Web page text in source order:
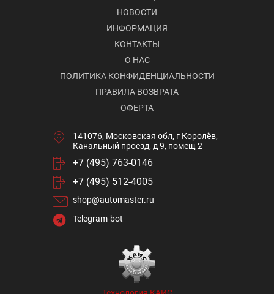
НОВОСТИ
ИНФОРМАЦИЯ
КОНТАКТЫ
О НАС
ПОЛИТИКА КОНФИДЕНЦИАЛЬНОСТИ
ПРАВИЛА ВОЗВРАТА
ОФЕРТА
141076, Московская обл, г Королёв,
Канальный проезд, д 9, помещ 2
+7 (495) 763-0146
+7 (495) 512-4005
shop@automaster.ru
Telegram-bot